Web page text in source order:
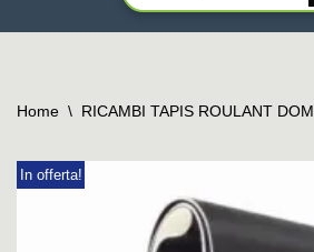
Home \ RICAMBI TAPIS ROULANT
In offerta!